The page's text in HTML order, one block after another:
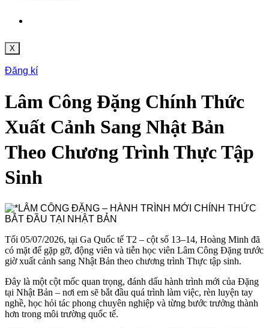
X
Đăng kí
Lâm Công Đặng Chính Thức
Xuất Cảnh Sang Nhật Bản
Theo Chương Trình Thực Tập
Sinh
Tối 05/07/2026, tại Ga Quốc tế T2 – cột số 13–14, Hoàng Minh đã
có mặt để gặp gỡ, động viên và tiễn học viên Lâm Công Đặng trước
giờ xuất cảnh sang Nhật Bản theo chương trình Thực tập sinh.
Đây là một cột mốc quan trọng, đánh dấu hành trình mới của Đặng
tại Nhật Bản – nơi em sẽ bắt đầu quá trình làm việc, rèn luyện tay
nghề, học hỏi tác phong chuyên nghiệp và từng bước trưởng thành
hơn trong môi trường quốc tế.